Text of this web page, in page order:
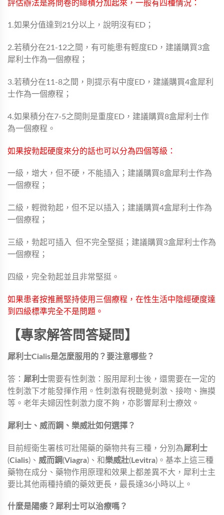
評估辦法是將問卷的總積分加起來，一般有四種情況：
1.如果分值達到21分以上，說明沒有ED；
2.若積分在21-12之間，有可能患有輕度ED，建議購買3盒
犀利士作為一個療程；
3.若積分在11-8之間，則提示有中度ED，建議購買4盒犀利
士作為一個療程；
4.如果積分在7-5之間則是重度ED，建議購買8盒犀利士作
為一個療程。
如果按勃起硬度來分的話也可以分為四個等級：
一級，增大，但不硬，不能插入；建議購買8盒犀利士作為
一個療程；
二級，輕微勃起，但不足以插入；建議購買4盒犀利士作為
一個療程；
三級，勃起可插入 但不完全堅挺；建議購買3盒犀利士作為
一個療程；
四級，完全勃起並且非常堅挺。
如果患者按推薦堅持使用三個療程，在性生活中陰經硬度達
到四級標準完全不是問題。
【專家解答問答疑問】
犀利士Cialis是怎麼服用的？要注意哪些？
答： 犀利士需要有性刺激：服用犀利士後，還需要在一定的
性刺激下才能發揮作用。性刺激有視聽覺刺激、接吻、撫摸
等。老年夫婦因性刺激力度不夠，亦影響犀利士療效。
犀利士、威而鋼、樂威壯如何選擇？
目前經衛生署核可壯陽藥的藥物共有三種，分別為犀利士
(Cialis)、 威而鋼(Viagra)、和 樂威壯(Levitra)。基本上這三種
藥物在成分、藥物作用原理和效果上都差異不大，犀利士主
要比其他兩種持續的藥效更長，最長達36小時以上。
什麼是陽痿？犀利士可以治療嗎？